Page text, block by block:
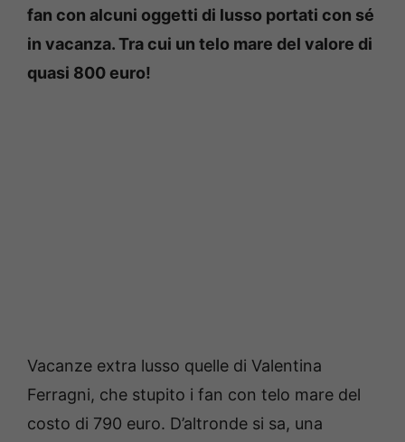
fan con alcuni oggetti di lusso portati con sé
in vacanza. Tra cui un telo mare del valore di
quasi 800 euro!
Vacanze extra lusso quelle di Valentina
Ferragni, che stupito i fan con telo mare del
costo di 790 euro. D’altronde si sa, una